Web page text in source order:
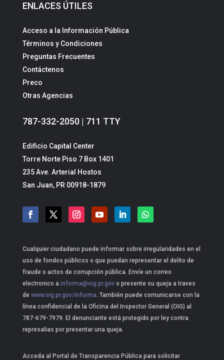
ENLACES ÚTILES
Acceso a la Información Pública
Términos y Condiciones
Preguntas Frecuentes
Contáctenos
Preco
Otras Agencias
787-332-2050 | 711 TTY
Edificio Capital Center
Torre Norte Piso 7 Box 1401
235 Ave. Arterial Hostos
San Juan, PR 00918-1879
Cualquier ciudadano puede informar sobre irregularidades en el
uso de fondos públicos o que puedan representar el delito de
fraude o actos de corrupción pública. Envíe un correo
electronico a informa@oig.pr.govo presente su queja a traves
dewww.oig.pr.gov/informa. También puede comunicarse con la
línea confidencial de la Oficina del Inspector General (OIG) al
787-679-7979. El denunciante está protegido por ley contra
represalias por presentar una queja.
Acceda al Portal de Transparencia Pública para solicitar